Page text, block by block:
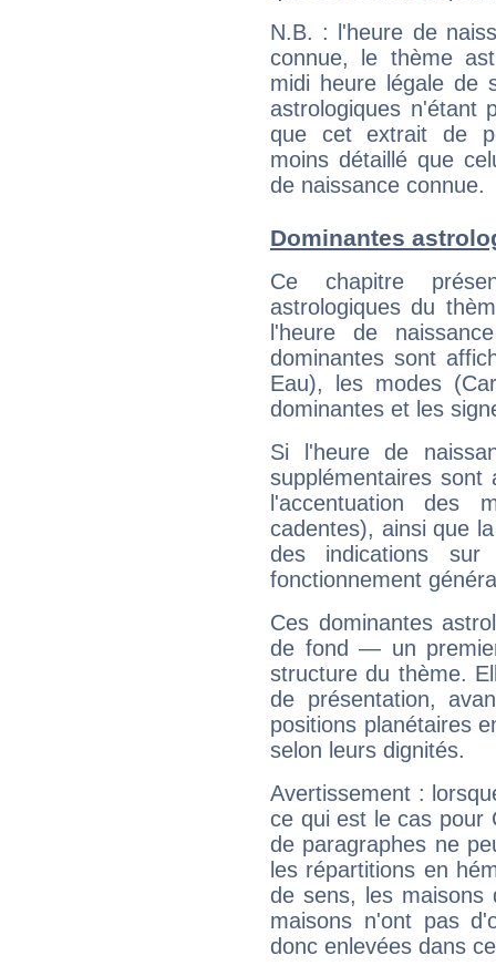
N.B. : l'heure de
connue, le thème
midi heure légale de
astrologiques n'étant
que cet extrait de
moins détaillé que
de naissance connue.
Dominantes
Ce chapitre
astrologiques du
l'heure de
dominantes sont
Eau), les modes
dominantes et les
Si l'heure de
supplémentaires sont
l'accentuation des
cadentes), ainsi que
des indications sur
fonctionnement
Ces dominantes
de fond — un
structure du thème.
de présentation,
positions planétaires
selon leurs dignités.
Avertissement :
ce qui est le cas pour
de paragraphes ne
les répartitions en
de sens, les maisons
maisons n'ont pas
donc enlevées dans